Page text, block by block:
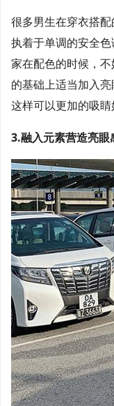
很多男生在穿衣搭
执着于单调的安全
家在配色的时候，
的基础上适当加入
这样可以更加的吸睛
3.融入元素营造亮眼